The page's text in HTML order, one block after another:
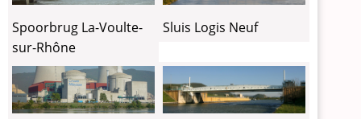
Spoorbrug La-Voulte-
sur-Rhône
Sluis Logis Neuf